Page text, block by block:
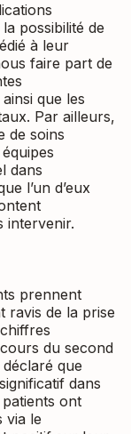
possibilité de
à leur
faire part de
que les
Par ailleurs,
de soins
dans
l’un d’eux
intervenir.
prennent
ravis de la prise
du second
que
dans
ont
via le